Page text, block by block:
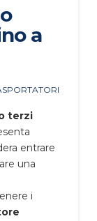
a
terzi
entrare
una
i